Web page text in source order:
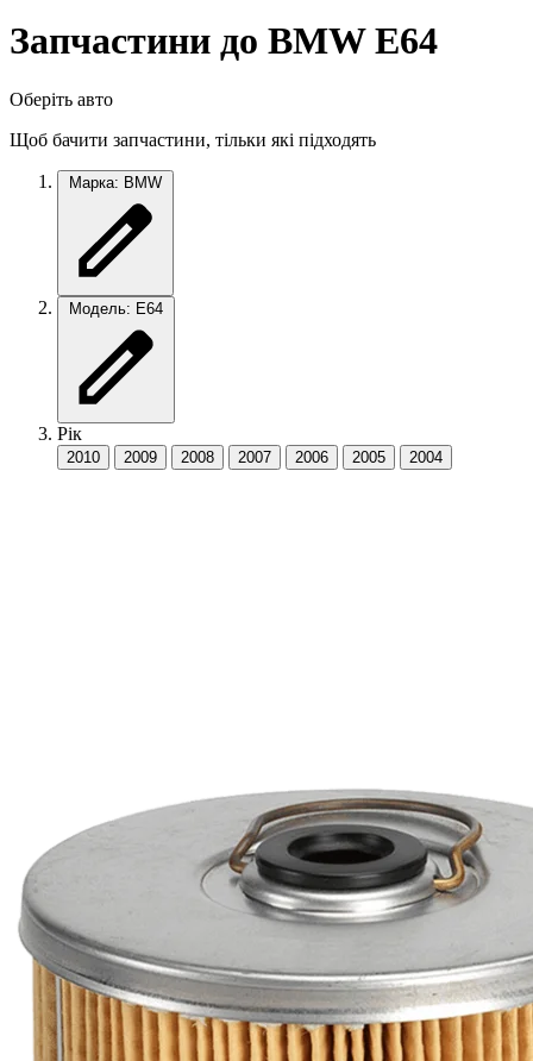
Запчастини до BMW E64
Оберіть авто
Щоб бачити запчастини, тільки які підходять
Марка: BMW
Модель: E64
Рік
2010 2009 2008 2007 2006 2005 2004